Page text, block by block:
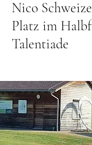
Nico
Platz im
Talentiade